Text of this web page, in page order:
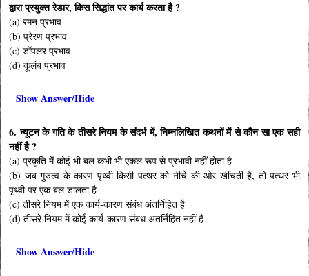
द्वारा प्रयुक्त रेडार, किस सिद्धांत पर कार्य करता है ?
(a) रमन प्रभाव
(b) प्रेरण प्रभाव
(c) डॉपलर प्रभाव
(d) कूलंब प्रभाव
Show Answer/Hide
6. न्यूटन के गति के तीसरे नियम के संदर्भ में, निम्नलिखित कथनों में से कौन सा एक सही
नहीं है ?
(a) प्रकृति में कोई भी बल कभी भी एकल रूप से प्रभावी नहीं होता है
(b) जब गुरुत्व के कारण पृथ्वी किसी पत्थर को नीचे की ओर खींचती है, तो पत्थर भी
पृथ्वी पर एक बल डालता है
(c) तीसरे नियम में एक कार्य-कारण संबंध अंतर्निहित है
(d) तीसरे नियम में कोई कार्य-कारण संबंध अंतर्निहित नहीं है
Show Answer/Hide